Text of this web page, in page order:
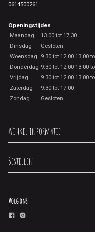
0614500261
Openingstijden
Maandag
13.00 tot 17.30
Dinsdag
Gesloten
Woensdag
9.30 tot 12.00 13.00
Donderdag 9.30 tot 12.00 13.00
Vrijdag
9.30 tot 12.00 13.00
Zaterdag
9.30 tot 17.00
Zondag
Gesloten
Winkel informatie
Bestellen
Volg ons